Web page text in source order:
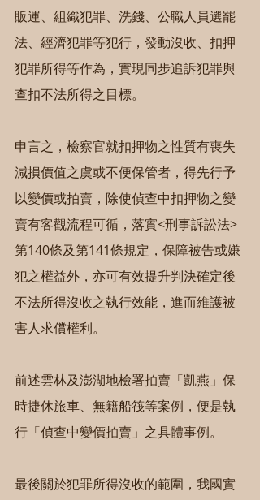
販運、組織犯罪、洗錢、公職人員選罷
法、經濟犯罪等犯行，發動沒收、扣押
犯罪所得等作為，實現同步追訴犯罪與
查扣不法所得之目標。
申言之，檢察官就扣押物之性質有喪失
減損價值之虞或不便保管者，得先行予
以變價或拍賣，除使偵查中扣押物之變
賣有客觀流程可循，落實<刑事訴訟法>
第140條及第141條規定，保障被告或嫌
犯之權益外，亦可有效提升判決確定後
不法所得沒收之執行效能，進而維護被
害人求償權利。
前述雲林及澎湖地檢署拍賣「凱燕」保
時捷休旅車、無籍船筏等案例，便是執
行「偵查中變價拍賣」之具體事例。
最後關於犯罪所得沒收的範圍，我國實